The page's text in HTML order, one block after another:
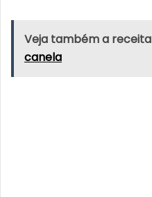
Veja também a receita
canela